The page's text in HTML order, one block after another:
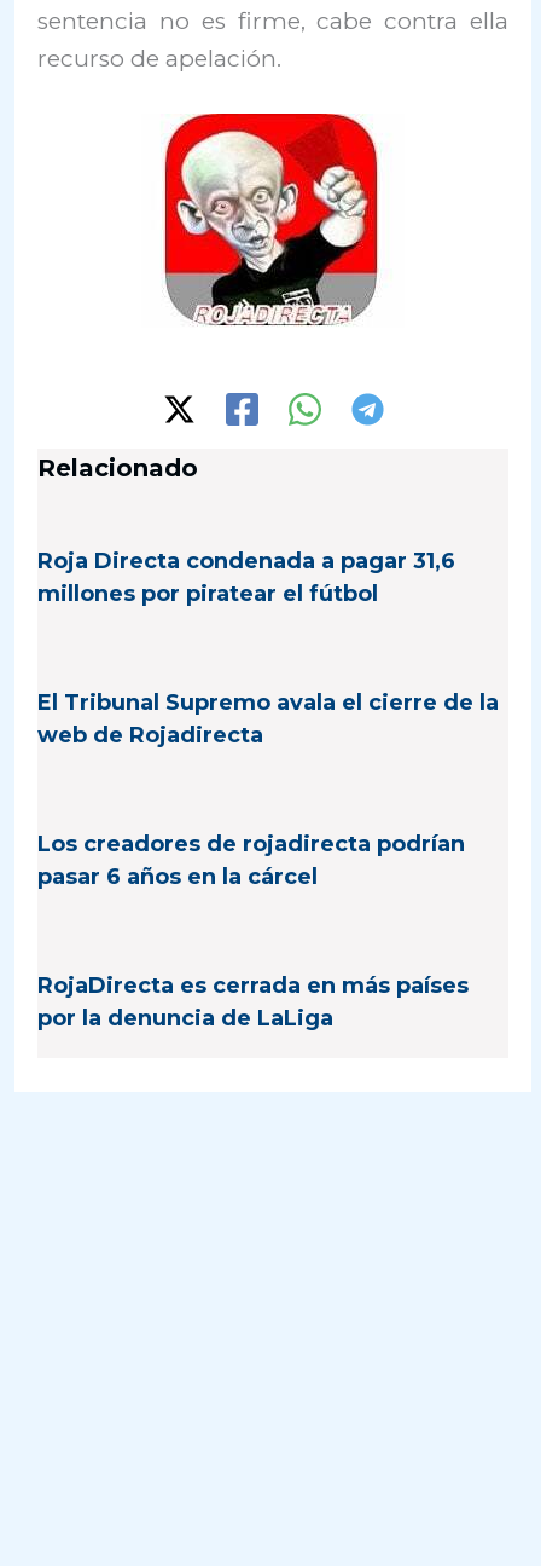
sentencia no es firme, cabe contra ella
recurso de apelación.
Relacionado
Roja Directa condenada a pagar 31,6
millones por piratear el fútbol
El Tribunal Supremo avala el cierre de la
web de Rojadirecta
Los creadores de rojadirecta podrían
pasar 6 años en la cárcel
RojaDirecta es cerrada en más países
por la denuncia de LaLiga